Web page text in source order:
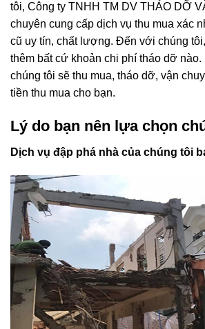
tôi, Công ty TNHH TM DV THÁO DỠ
chuyên cung cấp dịch vụ thu mua xác
cũ uy tín, chất lượng. Đến với chúng
thêm bất cứ khoản chi phí tháo dỡ
chúng tôi sẽ thu mua, tháo dỡ, vận
tiền thu mua cho bạn.
Lý do bạn nên lựa chọn
Dịch vụ đập phá nhà của chúng tôi